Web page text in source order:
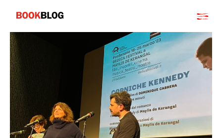
contenuto
Bookblog